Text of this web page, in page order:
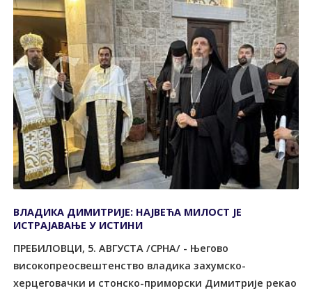
ВЛАДИКА ДИМИТРИЈЕ: НАЈВЕЋА МИЛОСТ ЈЕ
ИСТРАЈАВАЊЕ У ИСТИНИ
ПРЕБИЛОВЦИ, 5. АВГУСТА /СРНА/ - Његово
високопреосвештенство владика захумско-
херцеговачки и стонско-приморски Димитрије рекао